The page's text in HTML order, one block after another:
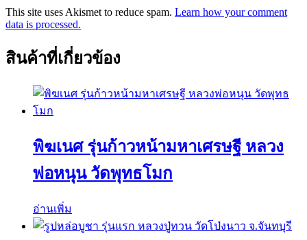
This site uses Akismet to reduce spam. Learn how your comment
data is processed.
สินค้าที่เกี่ยวข้อง
พิฆเนศ รุ่นก้าวหน้ามหาเศรษฐี หลวง
พ่อหนุน วัดพุทธโมก
อ่านเพิ่ม